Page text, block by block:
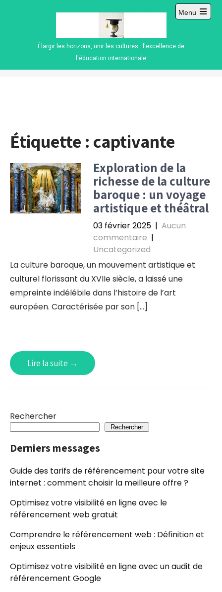
Élargir les horizons, unir les cultures : l'excellence de
l'éducation internationale
Menu
Open
Étiquette : captivante
Exploration de la
richesse de la culture
baroque : un voyage
artistique et théâtral
03 février 2025 | Aucun
commentaire |
Uncategorized
La culture baroque, un mouvement artistique et
culturel florissant du XVIIe siècle, a laissé une
empreinte indélébile dans l’histoire de l’art
européen. Caractérisée par son […]
Lire la suite →
Rechercher
Rechercher
Derniers messages
Guide des tarifs de référencement pour votre site
internet : comment choisir la meilleure offre ?
Optimisez votre visibilité en ligne avec le
référencement web gratuit
Comprendre le référencement web : Définition et
enjeux essentiels
Optimisez votre visibilité en ligne avec un audit de
référencement Google